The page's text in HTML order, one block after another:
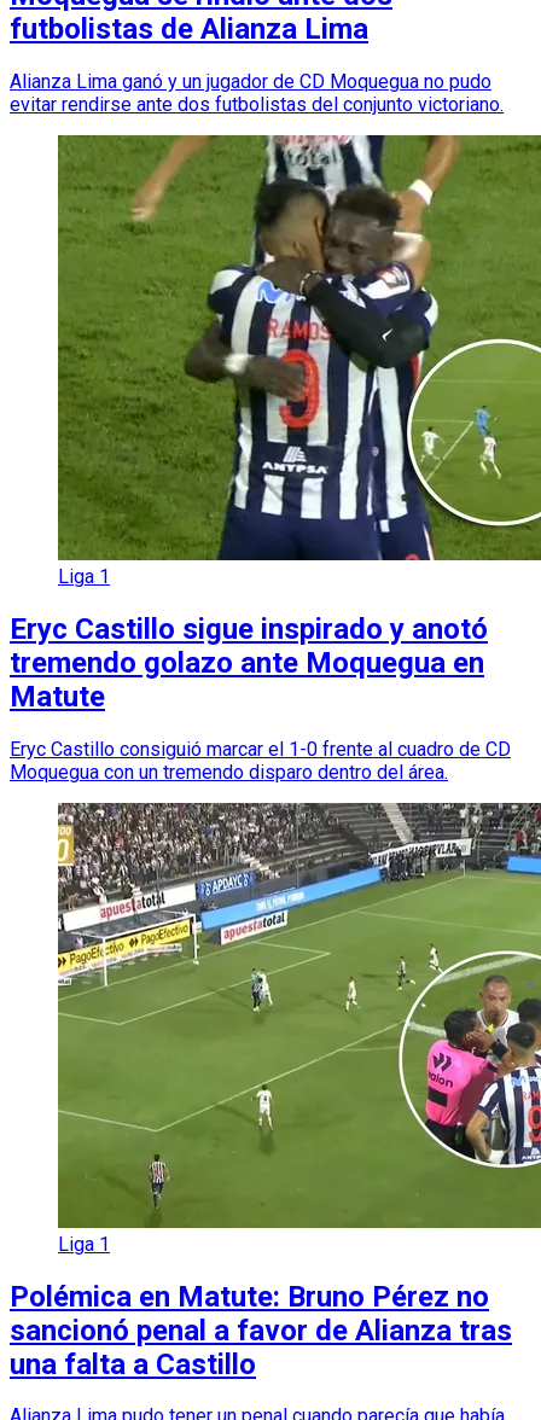
futbolistas de Alianza Lima
Alianza Lima ganó y un jugador de CD Moquegua no pudo
evitar rendirse ante dos futbolistas del conjunto victoriano.
Liga 1
Eryc Castillo sigue inspirado y anotó
tremendo golazo ante Moquegua en
Matute
Eryc Castillo consiguió marcar el 1-0 frente al cuadro de CD
Moquegua con un tremendo disparo dentro del área.
Liga 1
Polémica en Matute: Bruno Pérez no
sancionó penal a favor de Alianza tras
una falta a Castillo